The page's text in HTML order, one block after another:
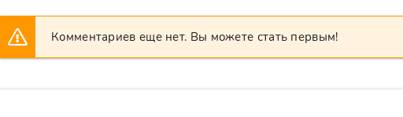
Комментариев еще нет. Вы можете стать первым!